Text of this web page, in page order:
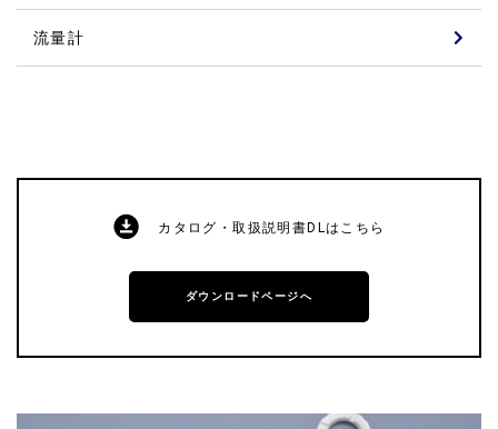
流量計
カタログ・取扱説明書DLはこちら
ダウンロードページへ